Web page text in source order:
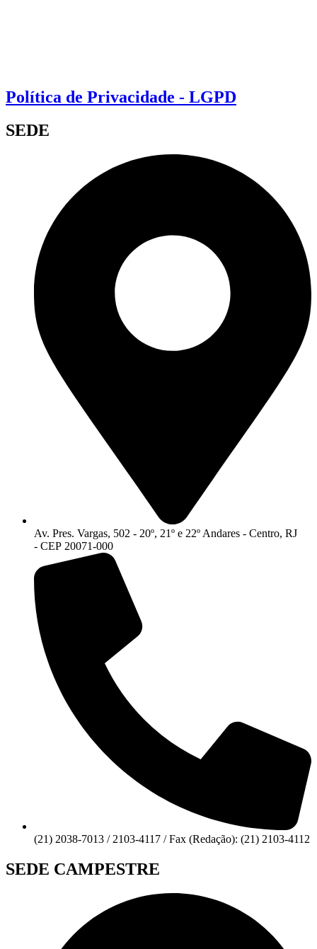
Política de Privacidade - LGPD
SEDE
Av. Pres. Vargas, 502 - 20º, 21º e 22º Andares - Centro, RJ
- CEP 20071-000
(21) 2038-7013 / 2103-4117 / Fax (Redação): (21) 2103-4112
SEDE CAMPESTRE